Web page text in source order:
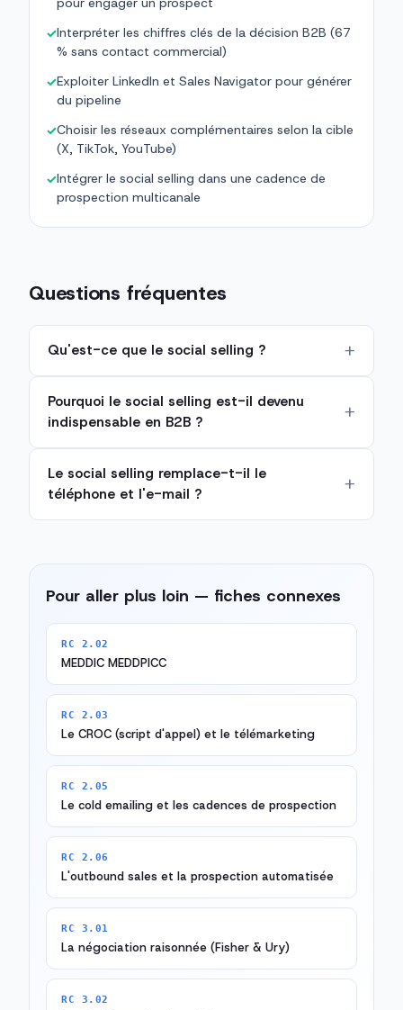
✓Interpréter les chiffres clés de la décision B2B (67
% sans contact commercial)
✓Exploiter LinkedIn et Sales Navigator pour générer
du pipeline
✓Choisir les réseaux complémentaires selon la cible
(X, TikTok, YouTube)
✓Intégrer le social selling dans une cadence de
prospection multicanale
Questions fréquentes
Qu'est-ce que le social selling ?
Pourquoi le social selling est-il devenu
indispensable en B2B ?
Le social selling remplace-t-il le
téléphone et l'e-mail ?
Pour aller plus loin — fiches connexes
RC 2.02
MEDDIC MEDDPICC
RC 2.03
Le CROC (script d'appel) et le télémarketing
RC 2.05
Le cold emailing et les cadences de prospection
RC 2.06
L'outbound sales et la prospection automatisée
RC 3.01
La négociation raisonnée (Fisher & Ury)
RC 3.02